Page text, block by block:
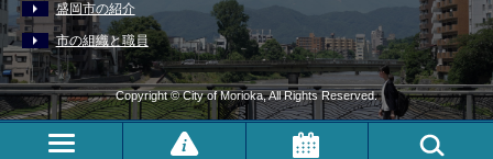
盛岡市の紹介
市の組織と職員
Copyright © City of Morioka, All Rights Reserved.